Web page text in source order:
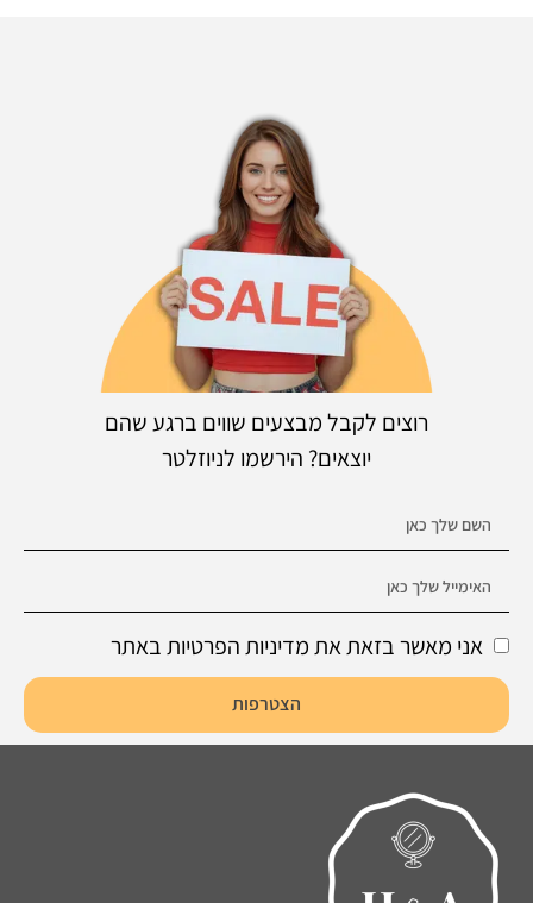
רוצים לקבל מבצעים שווים ברגע שהם
יוצאים? הירשמו לניוזלטר
אני מאשר בזאת את מדיניות הפרטיות באתר
הצטרפות